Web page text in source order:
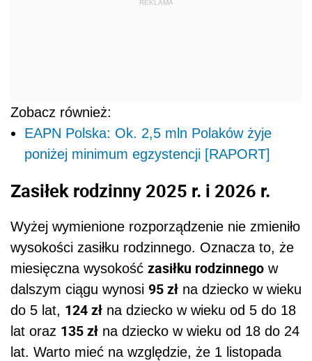
REKLAMA
Zobacz również:
EAPN Polska: Ok. 2,5 mln Polaków żyje
poniżej minimum egzystencji [RAPORT]
Zasiłek rodzinny 2025 r. i 2026 r.
Wyżej wymienione rozporządzenie nie zmieniło
wysokości zasiłku rodzinnego. Oznacza to, że
miesięczna wysokość zasiłku rodzinnego w
dalszym ciągu wynosi 95 zł na dziecko w wieku
do 5 lat, 124 zł na dziecko w wieku od 5 do 18
lat oraz 135 zł na dziecko w wieku od 18 do 24
lat. Warto mieć na względzie, że 1 listopada